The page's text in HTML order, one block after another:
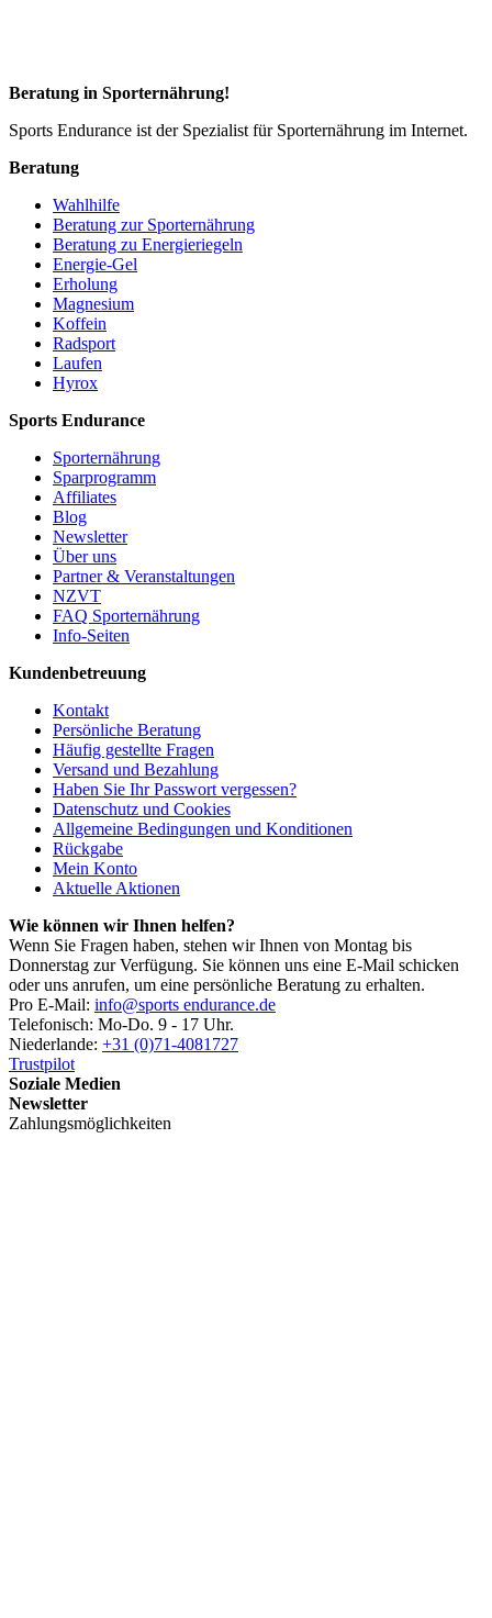
Beratung in Sporternährung!
Sports Endurance ist der Spezialist für Sporternährung im Internet.
Beratung
Wahlhilfe
Beratung zur Sporternährung
Beratung zu Energieriegeln
Energie-Gel
Erholung
Magnesium
Koffein
Radsport
Laufen
Hyrox
Sports Endurance
Sporternährung
Sparprogramm
Affiliates
Blog
Newsletter
Über uns
Partner & Veranstaltungen
NZVT
FAQ Sporternährung
Info-Seiten
Kundenbetreuung
Kontakt
Persönliche Beratung
Häufig gestellte Fragen
Versand und Bezahlung
Haben Sie Ihr Passwort vergessen?
Datenschutz und Cookies
Allgemeine Bedingungen und Konditionen
Rückgabe
Mein Konto
Aktuelle Aktionen
Wie können wir Ihnen helfen?
Wenn Sie Fragen haben, stehen wir Ihnen von Montag bis
Donnerstag zur Verfügung. Sie können uns eine E-Mail schicken
oder uns anrufen, um eine persönliche Beratung zu erhalten.
Pro E-Mail: info@sports endurance.de
Telefonisch: Mo-Do. 9 - 17 Uhr.
Niederlande: +31 (0)71-4081727
Trustpilot
Soziale Medien
Newsletter
Zahlungsmöglichkeiten